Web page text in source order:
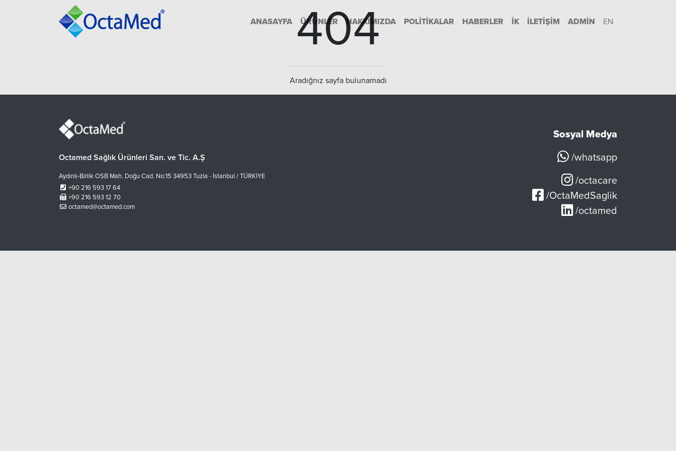
ANASAYFA ÜRÜNLER HAKKIMIZDA POLITIKALAR HABERLER İK İLETIŞIM ADMIN EN
404
Aradığnız sayfa bulunamadı
Octamed Sağlık Ürünleri San. ve Tic. A.Ş
Aydınlı-Birlik OSB Mah. Doğu Cad. No:15 34953 Tuzla - İstanbul / TÜRKİYE
+90 216 593 17 64
+90 216 593 12 70
octamed@octamed.com
Sosyal Medya
/whatsapp
/octacare
/OctaMedSaglik
/octamed